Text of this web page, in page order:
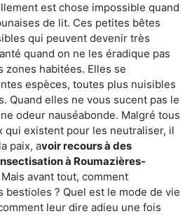
est chose impossible quand
de lit. Ces petites bêtes
qui peuvent devenir très
quand on ne les éradique pas
zones habitées. Elles se
espèces, toutes plus nuisibles
Quand elles ne vous sucent pas le
odeur nauséabonde. Malgré tous
qui existent pour les neutraliser, il
paix, avoir recours à des
à Roumazières-
avant tout, comment
bestioles ? Quel est le mode de vie
leur dire adieu une fois